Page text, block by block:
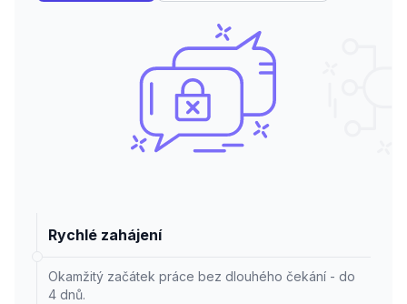
Rychlé zahájení
Okamžitý začátek práce bez dlouhého čekání - do
4 dnů.